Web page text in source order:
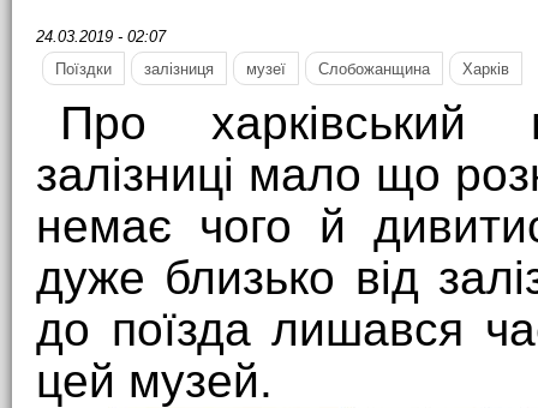
24.03.2019 - 02:07
Поїздки
залізниця музеї Слобожанщина Харків
Про харківський
залізниці мало що
немає чого й
дуже близько від
до поїзда лишався
цей музей.